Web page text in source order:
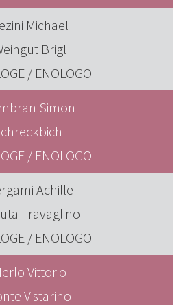
Michael
Brigl
/ ENOLOGO
Simon
/ ENOLOGO
Achille
Travaglino
/ ENOLOGO
Vittorio
Vistarino